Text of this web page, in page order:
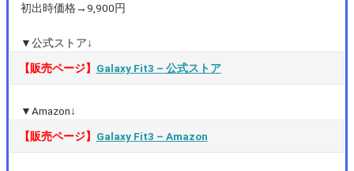
初出時価格→9,900円
▼公式ストア↓
【販売ページ】 Galaxy Fit3 – 公式ストア
▼Amazon↓
【販売ページ】 Galaxy Fit3 – Amazon